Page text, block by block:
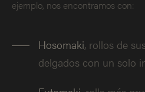
ejemplo, nos encontramos con:
Hosomaki, rollos de
delgados con un solo